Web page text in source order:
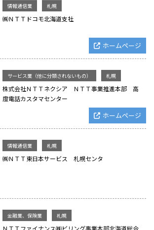
情報通信業 札幌
㈱ＮＴＴドコモ北海道支社
ホームページ
サービス業（他に分類されないもの） 札幌
株式会社ＮＴＴネクシア ＮＴＴ事業推進本部 高
度電話カスタマセンター
ホームページ
情報通信業 札幌
㈱ＮＴＴ東日本サービス 札幌センタ
金融業、保険業 札幌
ＮＴＴファイナンス㈱ビリング事業本部北海道総合